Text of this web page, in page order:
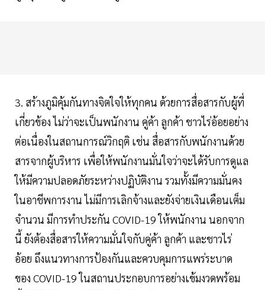
3. สร้างภูมิคุ้มกันทางจิตใจให้ทุกคน ด้วยการสื่อสารกับผู้ที่
เกี่ยวข้อง ไม่ว่าจะเป็นพนักงาน คู่ค้า ลูกค้า ชาวไร่อ้อยอย่าง
ต่อเนื่องในสถานการณ์วิกฤติ เช่น สื่อสารกับพนักงานด้วย
สารจากผู้บริหาร เพื่อให้พนักงานมั่นใจว่าจะได้รับการดูแล
ให้มีความปลอดภัยระหว่างปฏิบัติงาน รวมทั้งมีความมั่นคง
ในอาชีพการงาน ไม่มีการเลิกจ้างและยังจ่ายเงินเดือนเต็ม
จำนวน มีการทำประกัน COVID-19 ให้พนักงาน นอกจาก
นี้ ยังต้องสื่อสารให้ความมั่นใจกับคู่ค้า ลูกค้า และชาวไร่
อ้อย ถึงแนวทางการป้องกันและควบคุมการแพร่ระบาด
ของ COVID-19 ในสถานประกอบการอย่างเข้มงวดพร้อม